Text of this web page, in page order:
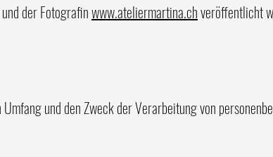
der Fotografinwww.ateliermartina.chveröffentlicht
und den Zweck der Verarbeitung von